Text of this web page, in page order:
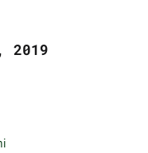
2019